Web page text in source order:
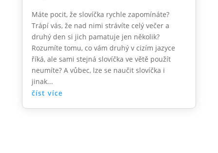
Máte pocit, že slovíčka rychle zapomínáte?
Trápí vás, že nad nimi strávíte celý večer a
druhý den si jich pamatuje jen několik?
Rozumíte tomu, co vám druhý v cizím jazyce
říká, ale sami stejná slovíčka ve větě použít
neumíte? A vůbec, lze se naučit slovíčka i
jinak...
číst více